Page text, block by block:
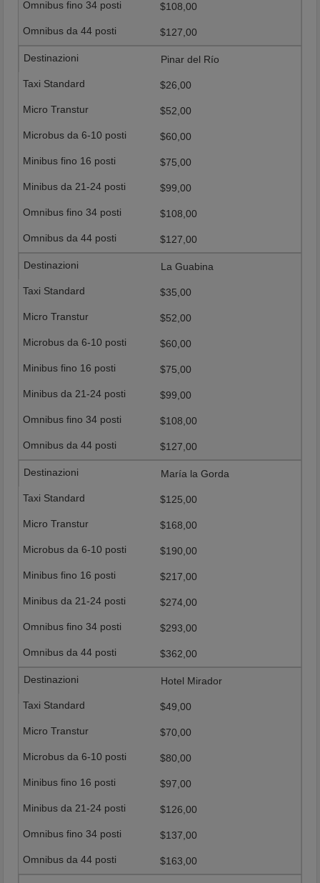
$108,00
$127,00
Pinar del Río
$26,00
$52,00
$60,00
$75,00
$99,00
$108,00
$127,00
La Guabina
$35,00
$52,00
$60,00
$75,00
$99,00
$108,00
$127,00
María la Gorda
$125,00
$168,00
$190,00
$217,00
$274,00
$293,00
$362,00
Hotel Mirador
$49,00
$70,00
$80,00
$97,00
$126,00
$137,00
$163,00